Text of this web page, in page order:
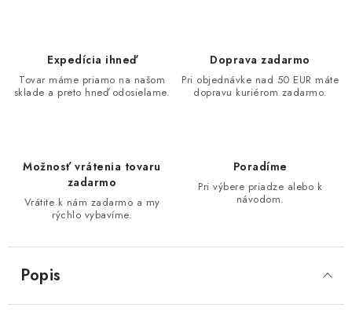
Expedícia ihneď
Tovar máme priamo na našom
sklade a preto hneď odosielame.
Doprava zadarmo
Pri objednávke nad 50 EUR máte
dopravu kuriérom zadarmo.
Možnosť vrátenia tovaru
zadarmo
Vrátite k nám zadarmo a my
rýchlo vybavíme.
Poradíme
Pri výbere priadze alebo k
návodom.
Popis